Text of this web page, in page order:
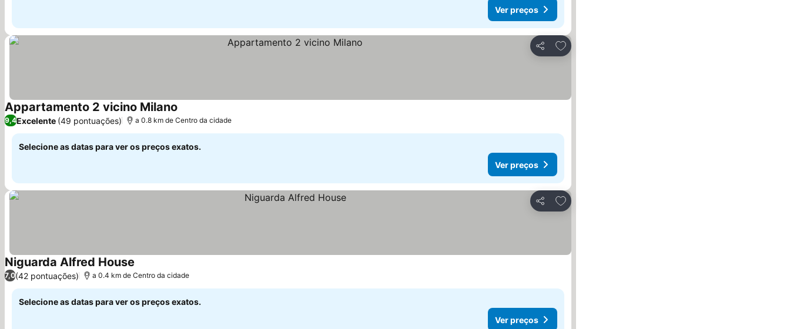
Ver preços
Partilhar
Adicionar aos favoritos
Appartamento 2 vicino Milano
9,4Excelente (49 pontuações) a 0.8 km de Centro da cidade
Selecione as datas para ver os preços exatos.
Ver preços
Partilhar
Adicionar aos favoritos
Niguarda Alfred House
7,0(42 pontuações) a 0.4 km de Centro da cidade
Selecione as datas para ver os preços exatos.
Ver preços